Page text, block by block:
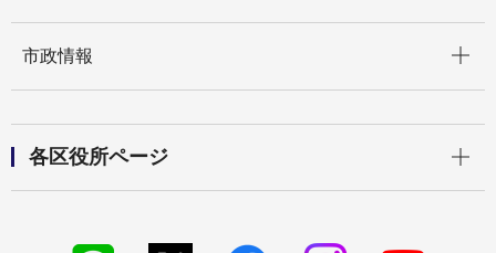
市政情報
各区役所ページ